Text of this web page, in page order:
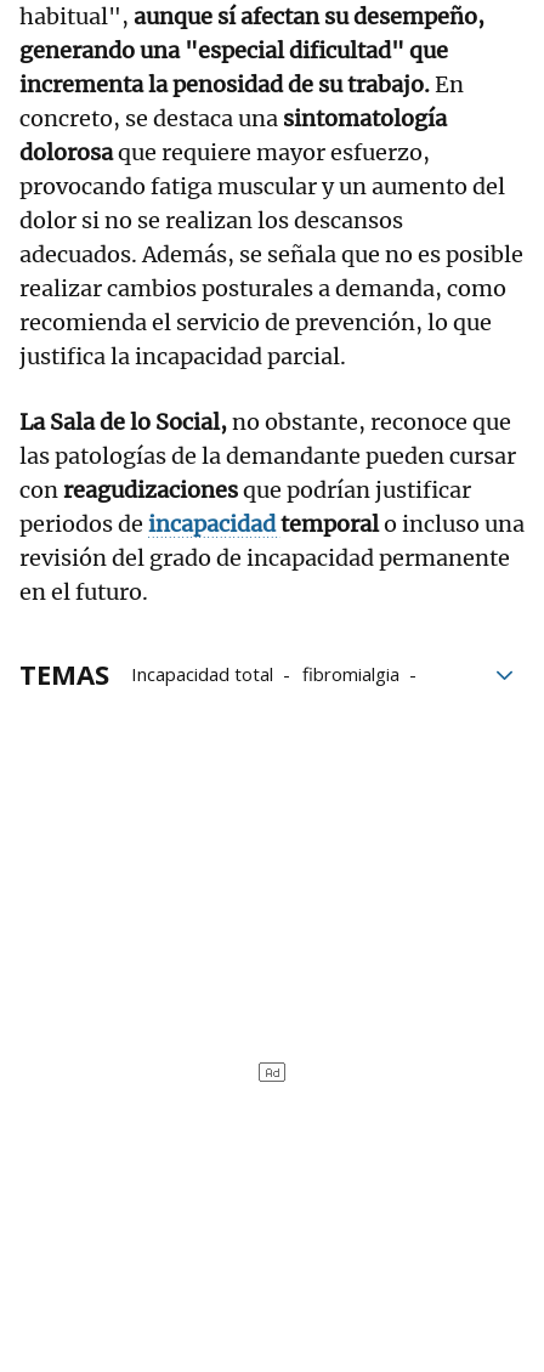
habitual", aunque sí afectan su desempeño,
generando una "especial dificultad" que
incrementa la penosidad de su trabajo.En
concreto, se destaca una sintomatología
dolorosaque requiere mayor esfuerzo,
provocando fatiga muscular y un aumento del
dolor si no se realizan los descansos
adecuados. Además, se señala que no es posible
realizar cambios posturales a demanda, como
recomienda el servicio de prevención, lo que
justifica la incapacidad parcial.
La Sala de lo Social,no obstante, reconoce que
las patologías de la demandante pueden cursar
conreagudizacionesque podrían justificar
periodos de incapacidadtemporalo incluso una
revisión del grado de incapacidad permanente
en el futuro.
TEMAS Incapacidad total
fibromialgia